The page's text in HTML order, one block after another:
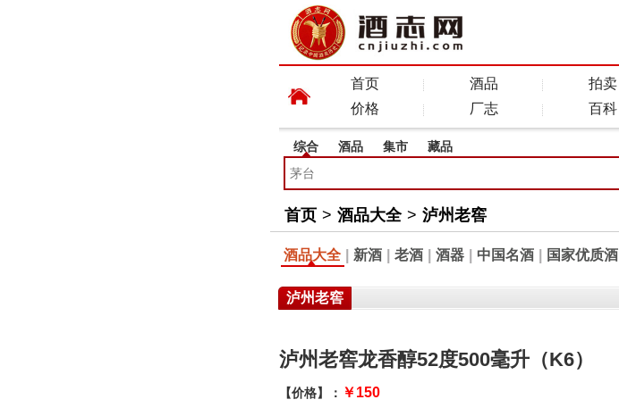
首页 酒品 拍卖
价格
厂志 百科
综合 酒品 集市 藏品
首页 > 酒品大全 > 泸州老窖
酒品大全 新酒 老酒 酒器 中国名酒 国家优质酒
泸州老窖
泸州老窖龙香醇52度500毫升（K6）
【价格】： ￥150